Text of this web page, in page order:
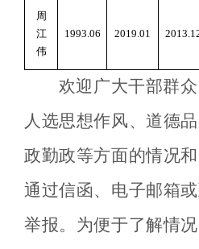
周
江
伟
1993.06 2019.01
欢迎广大干部群
人选思想作风、道德
政勤政等方面的情况
通过信函、电子邮箱
举报。为便于了解情